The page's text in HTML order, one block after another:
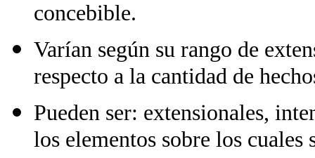
concebible.
Varían según su rango de
respecto a la cantidad de
Pueden ser: extensionales,
los elementos sobre los